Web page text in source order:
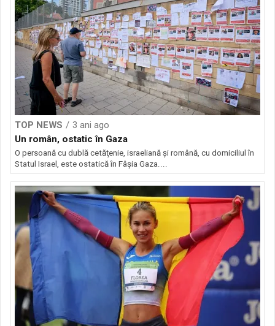
TOP NEWS
3 ani ago
Un român, ostatic în Gaza
O persoană cu dublă cetăţenie, israeliană şi română, cu domiciliul în
Statul Israel, este ostatică în Fâşia Gaza....